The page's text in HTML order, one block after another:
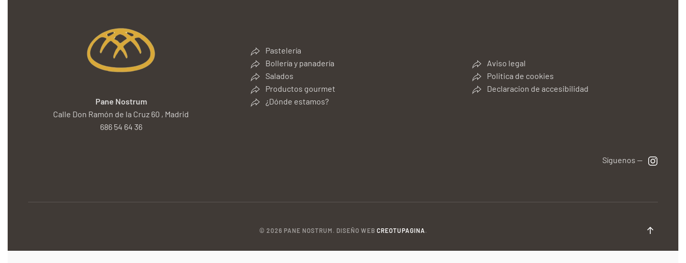
Pane Nostrum
Calle Don Ramón de la Cruz 60 , Madrid
686 54 64 36
Pastelería
Bollería y panadería
Salados
Productos gourmet
¿Dónde estamos?
Aviso legal
Politica de cookies
Declaracion de accesibilidad
Síguenos —
© 2026 PANE NOSTRUM. DISEÑO WEB CREOTUPAGINA .